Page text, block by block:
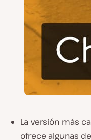
La versión más
ofrece algunas